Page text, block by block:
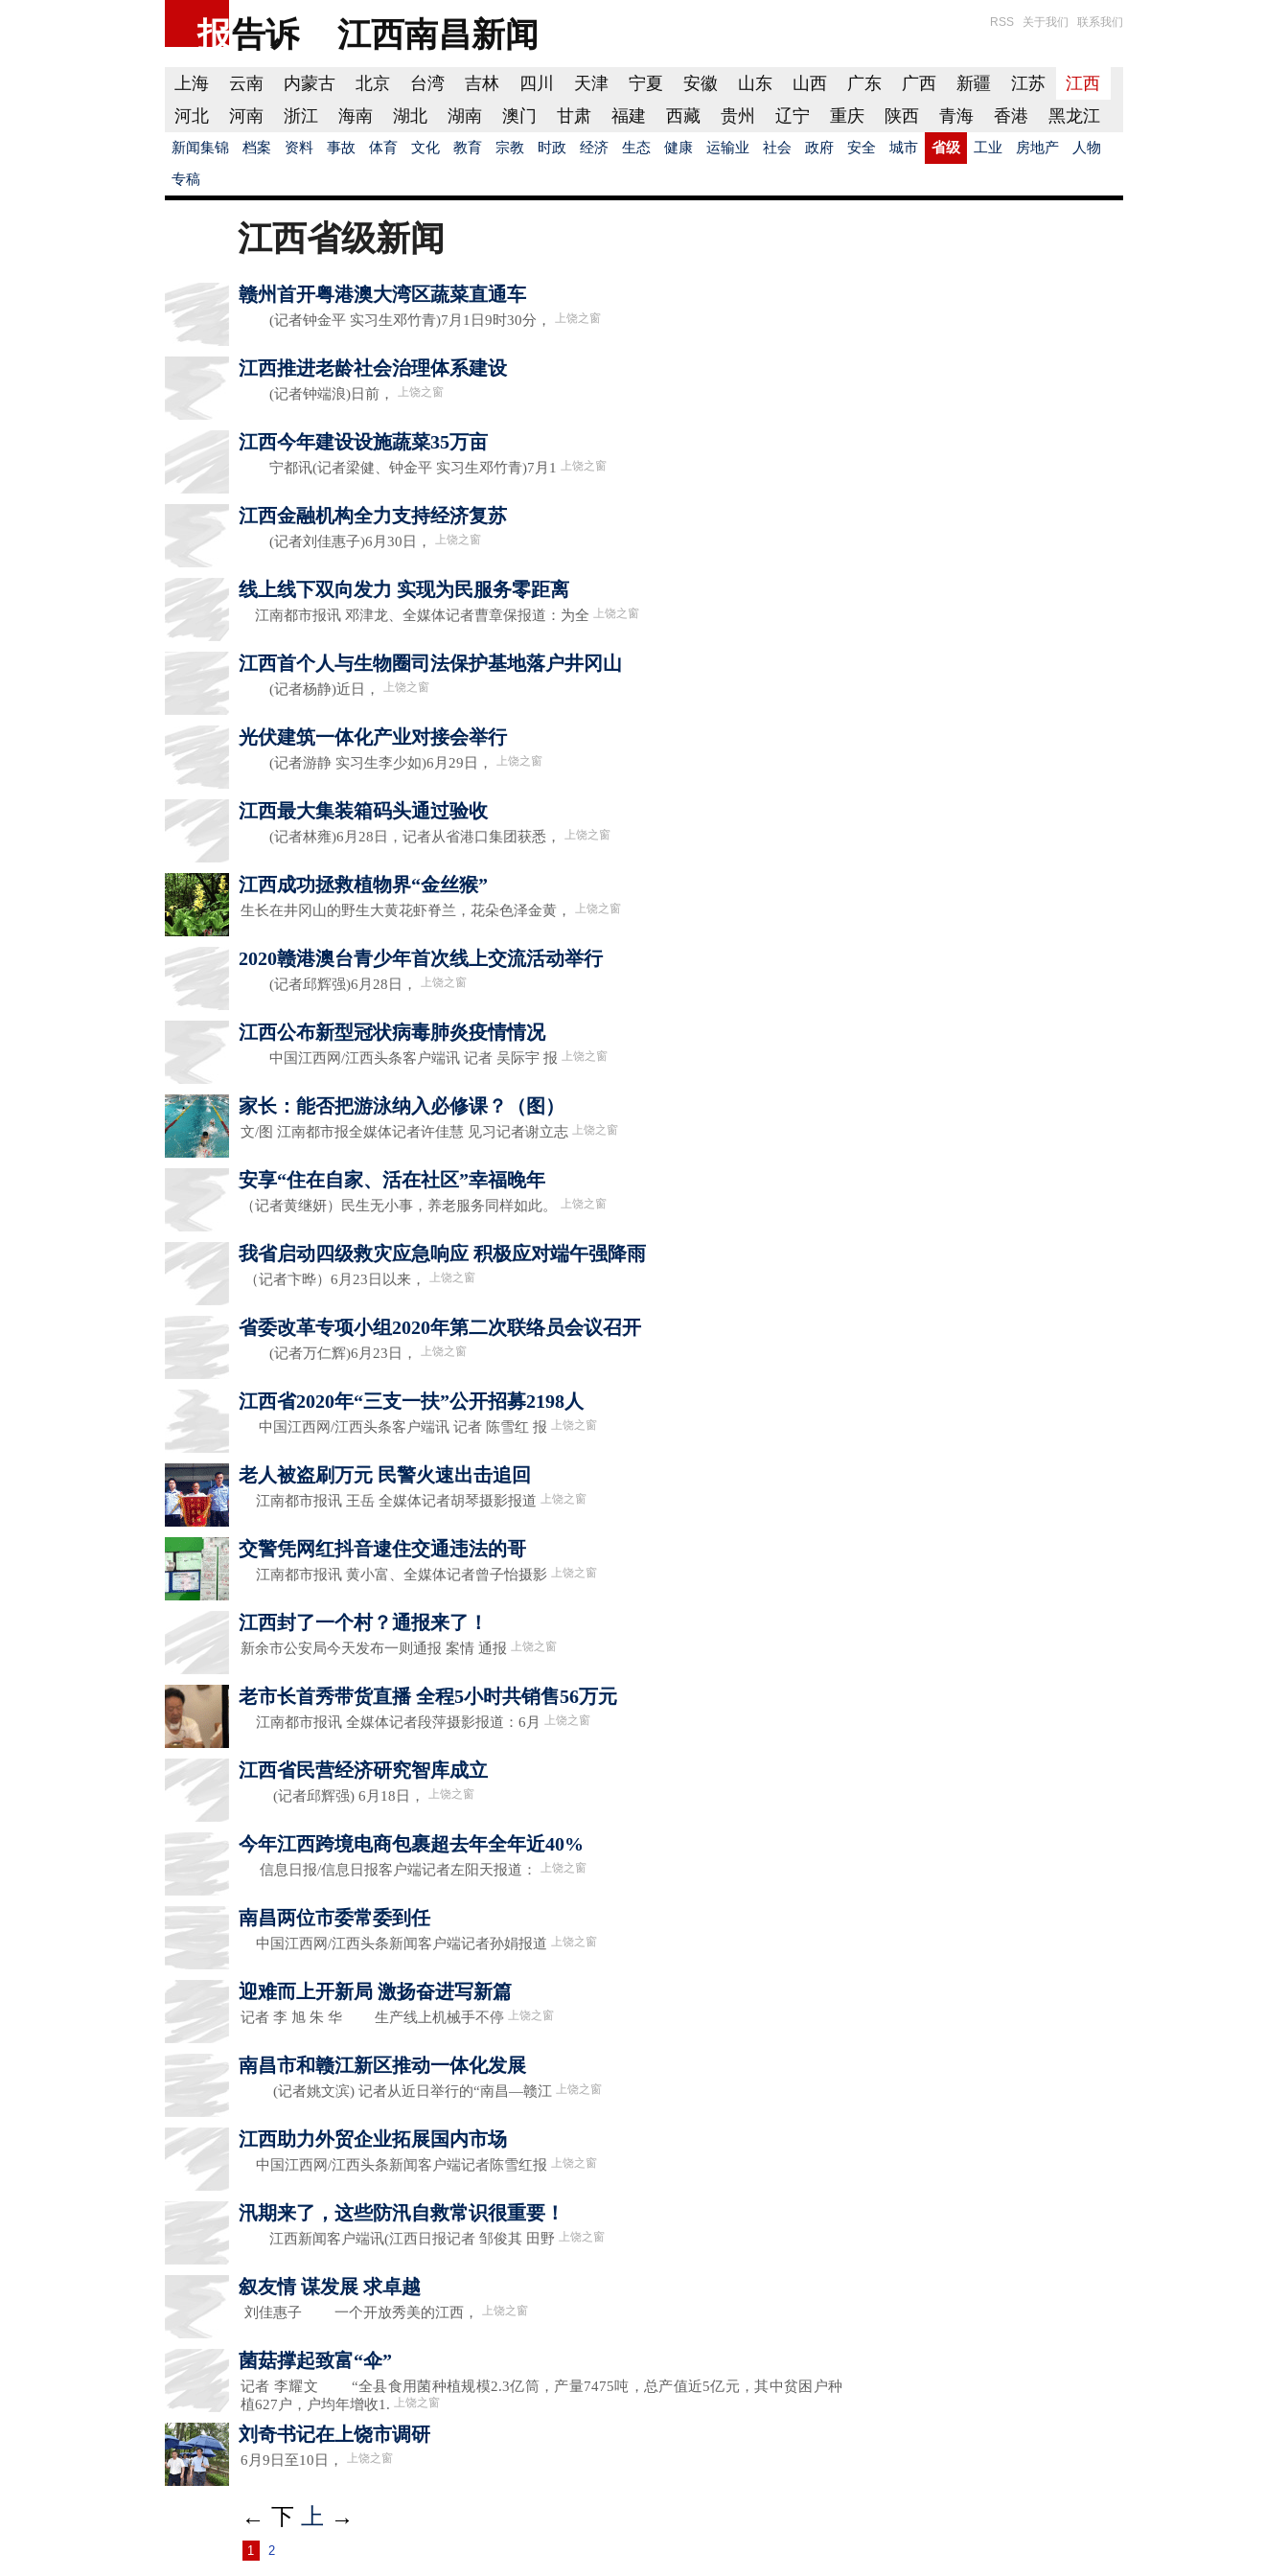
报告诉 江西南昌新闻 RSS 关于我们 联系我们
上海 云南 内蒙古 北京 台湾 吉林 四川 天津 宁夏 安徽 山东 山西 广东 广西 新疆 江苏
江西
河北
河南 浙江 海南 湖北 湖南 澳门 甘肃 福建 西藏 贵州 辽宁 重庆 陕西 青海 香港 黑龙江
新闻集锦 档案 资料 事故 体育 文化 教育 宗教 时政 经济 生态 健康 运输业 社会 政府 安全 城市 省级 工业 房地产 人物
专稿
江西省级新闻
赣州首开粤港澳大湾区蔬菜直通车
(记者钟金平 实习生邓竹青)7月1日9时30分， 上饶之窗
江西推进老龄社会治理体系建设
(记者钟端浪)日前， 上饶之窗
江西今年建设设施蔬菜35万亩
宁都讯(记者梁健、钟金平 实习生邓竹青)7月1 上饶之窗
江西金融机构全力支持经济复苏
(记者刘佳惠子)6月30日， 上饶之窗
线上线下双向发力 实现为民服务零距离
江南都市报讯 邓津龙、全媒体记者曹章保报道：为全 上饶之窗
江西首个人与生物圈司法保护基地落户井冈山
(记者杨静)近日， 上饶之窗
光伏建筑一体化产业对接会举行
(记者游静 实习生李少如)6月29日， 上饶之窗
江西最大集装箱码头通过验收
(记者林雍)6月28日，记者从省港口集团获悉， 上饶之窗
江西成功拯救植物界“金丝猴”
生长在井冈山的野生大黄花虾脊兰，花朵色泽金黄， 上饶之窗
2020赣港澳台青少年首次线上交流活动举行
(记者邱辉强)6月28日， 上饶之窗
江西公布新型冠状病毒肺炎疫情情况
中国江西网/江西头条客户端讯 记者 吴际宇 报 上饶之窗
家长：能否把游泳纳入必修课？（图）
文/图 江南都市报全媒体记者许佳慧 见习记者谢立志 上饶之窗
安享“住在自家、活在社区”幸福晚年
（记者黄继妍）民生无小事，养老服务同样如此。 上饶之窗
我省启动四级救灾应急响应 积极应对端午强降雨
（记者卞晔）6月23日以来， 上饶之窗
省委改革专项小组2020年第二次联络员会议召开
(记者万仁辉)6月23日， 上饶之窗
江西省2020年“三支一扶”公开招募2198人
中国江西网/江西头条客户端讯 记者 陈雪红 报 上饶之窗
老人被盗刷万元 民警火速出击追回
江南都市报讯 王岳 全媒体记者胡琴摄影报道 上饶之窗
交警凭网红抖音逮住交通违法的哥
江南都市报讯 黄小富、全媒体记者曾子怡摄影 上饶之窗
江西封了一个村？通报来了！
新余市公安局今天发布一则通报 案情 通报 上饶之窗
老市长首秀带货直播 全程5小时共销售56万元
江南都市报讯 全媒体记者段萍摄影报道：6月 上饶之窗
江西省民营经济研究智库成立
(记者邱辉强) 6月18日， 上饶之窗
今年江西跨境电商包裹超去年全年近40%
信息日报/信息日报客户端记者左阳天报道： 上饶之窗
南昌两位市委常委到任
中国江西网/江西头条新闻客户端记者孙娟报道 上饶之窗
迎难而上开新局 激扬奋进写新篇
记者 李 旭 朱 华 生产线上机械手不停 上饶之窗
南昌市和赣江新区推动一体化发展
(记者姚文滨) 记者从近日举行的“南昌—赣江 上饶之窗
江西助力外贸企业拓展国内市场
中国江西网/江西头条新闻客户端记者陈雪红报 上饶之窗
汛期来了，这些防汛自救常识很重要！
江西新闻客户端讯(江西日报记者 邹俊其 田野 上饶之窗
叙友情 谋发展 求卓越
刘佳惠子 一个开放秀美的江西， 上饶之窗
菌菇撑起致富“伞”
记者 李耀文 “全县食用菌种植规模2.3亿筒，产量7475吨，总产值近5亿元，其中贫困户种
植627户，户均年增收1.
上饶之窗
刘奇书记在上饶市调研
6月9日至10日， 上饶之窗
← 下 上 →
1 2